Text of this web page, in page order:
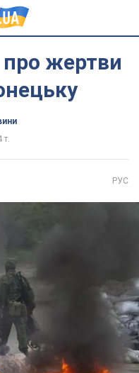
жертви
т.
РУС